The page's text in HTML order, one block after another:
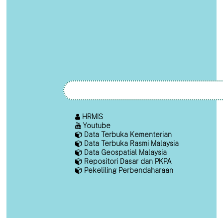
HRMIS
Youtube
Data Terbuka Kementerian
Data Terbuka Rasmi Malaysia
Data Geospatial Malaysia
Repositori Dasar dan PKPA
Pekeliling Perbendaharaan